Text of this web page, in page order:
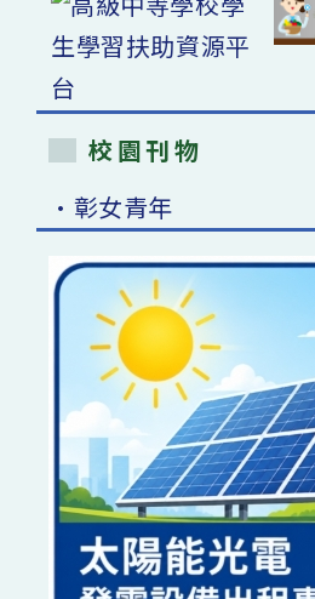
校園刊物
•彰女青年